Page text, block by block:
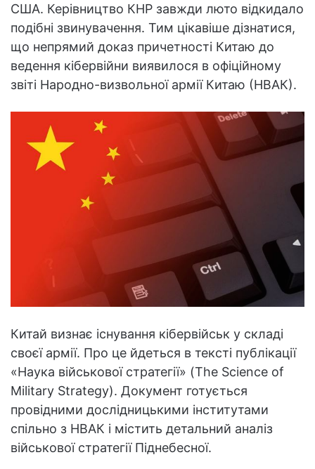
США. Керівництво КНР завжди люто відкидало
подібні звинувачення. Тим цікавіше дізнатися,
що непрямий доказ причетності Китаю до
ведення кібервійни виявилося в офіційному
звіті Народно-визвольної армії Китаю (НВАК).
Китай визнає існування кібервійськ у складі
своєї армії. Про це йдеться в тексті публікації
«Наука військової стратегії» (The Science of
Military Strategy). Документ готується
провідними дослідницькими інститутами
спільно з НВАК і містить детальний аналіз
військової стратегії Піднебесної.